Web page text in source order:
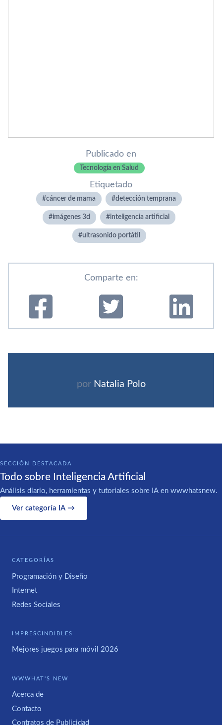
Publicado en
Tecnología en Salud
Etiquetado
cáncer de mama detección temprana
imágenes 3d inteligencia artificial
ultrasonido portátil
Comparte en:
por Natalia Polo
SECCIÓN DESTACADA
Todo sobre Inteligencia Artificial
Análisis diario, herramientas y tutoriales sobre IA en wwwhatsnew.
Ver categoría IA →
CATEGORÍAS
Programación y Diseño
Internet
Redes Sociales
IMPRESCINDIBLES
Mejores juegos para móvil 2026
WWWHAT'S NEW
Acerca de
Contacto
Contratos de Publicidad